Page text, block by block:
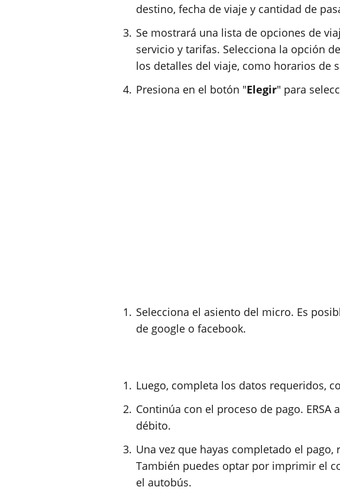
destino, fecha de viaje y cantidad de
Se mostrará una lista de opciones de
servicio y tarifas. Selecciona la opción
los detalles del viaje, como horarios de
Presiona en el botón "Elegir" para
Selecciona el asiento del micro. Es
de google o facebook.
Luego, completa los datos requeridos,
Continúa con el proceso de pago.
débito.
Una vez que hayas completado el
También puedes optar por imprimir el
el autobús.